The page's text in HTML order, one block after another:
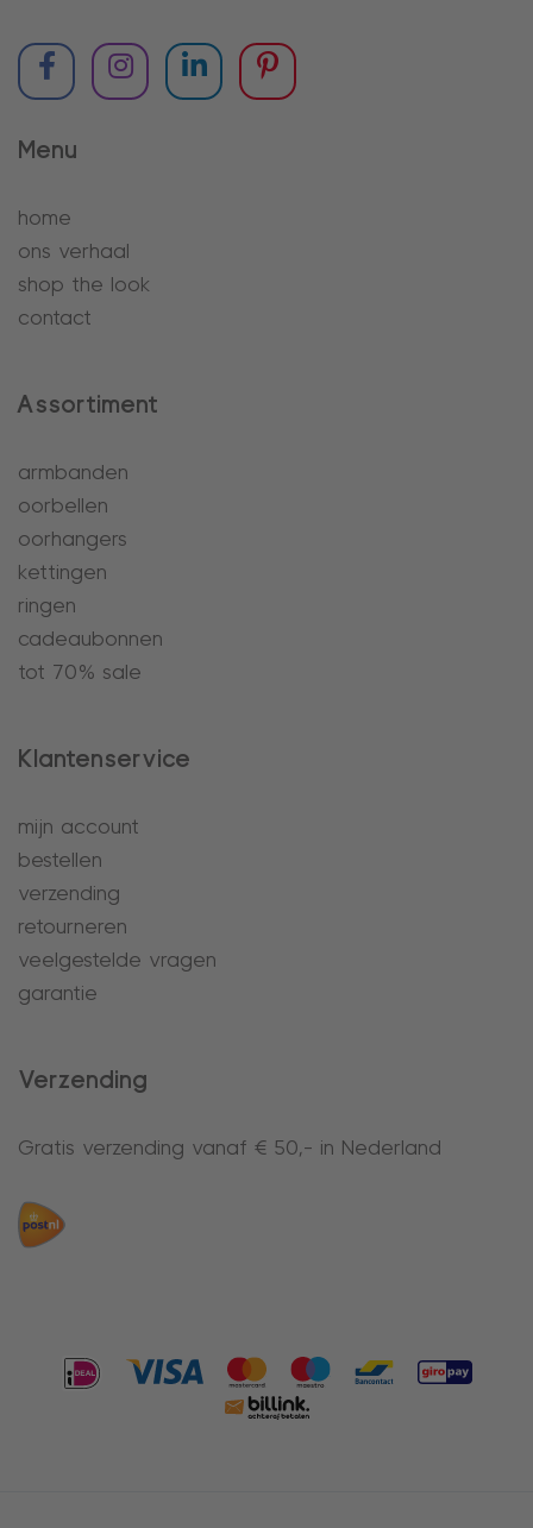
Menu
home
ons verhaal
shop the look
contact
Assortiment
armbanden
oorbellen
oorhangers
kettingen
ringen
cadeaubonnen
tot 70% sale
Klantenservice
mijn account
bestellen
verzending
retourneren
veelgestelde vragen
garantie
Verzending
Gratis verzending vanaf € 50,- in Nederland